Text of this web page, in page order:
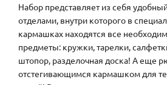
Набор представляет из себя
отделами, внутри которого в
кармашках находятся все
предметы: кружки, тарелки,
штопор, разделочная доска! А еще
отстегивающимся кармашком для